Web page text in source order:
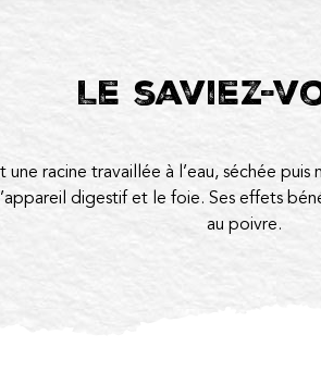
Le saviez-
racine travaillée à l’eau, séchée
digestif et le foie. Ses effets
au poivre.